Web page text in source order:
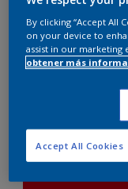
Merino
By clicking “Accept All
on your device to
assist in our marketing
obtener más
Accept All Cookies